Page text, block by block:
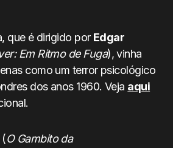
que é dirigido por Edgar
Em Ritmo de Fuga), vinha
como um terror psicológico
dos anos 1960. Veja aqui
O Gambito da